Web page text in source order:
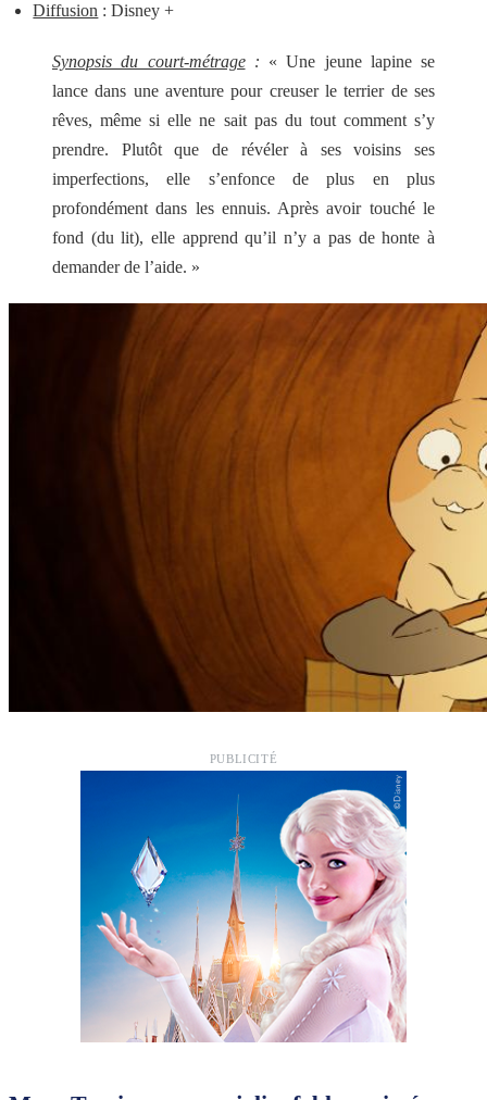
Diffusion : Disney +
Synopsis du court-métrage: « Une jeune lapine se
lance dans une aventure pour creuser le terrier de ses
rêves, même si elle ne sait pas du tout comment s’y
prendre. Plutôt que de révéler à ses voisins ses
imperfections, elle s’enfonce de plus en plus
profondément dans les ennuis. Après avoir touché le
fond (du lit), elle apprend qu’il n’y a pas de honte à
demander de l’aide. »
PUBLICITÉ